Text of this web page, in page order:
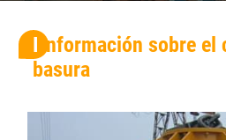
Información sobre el cubo de
basura